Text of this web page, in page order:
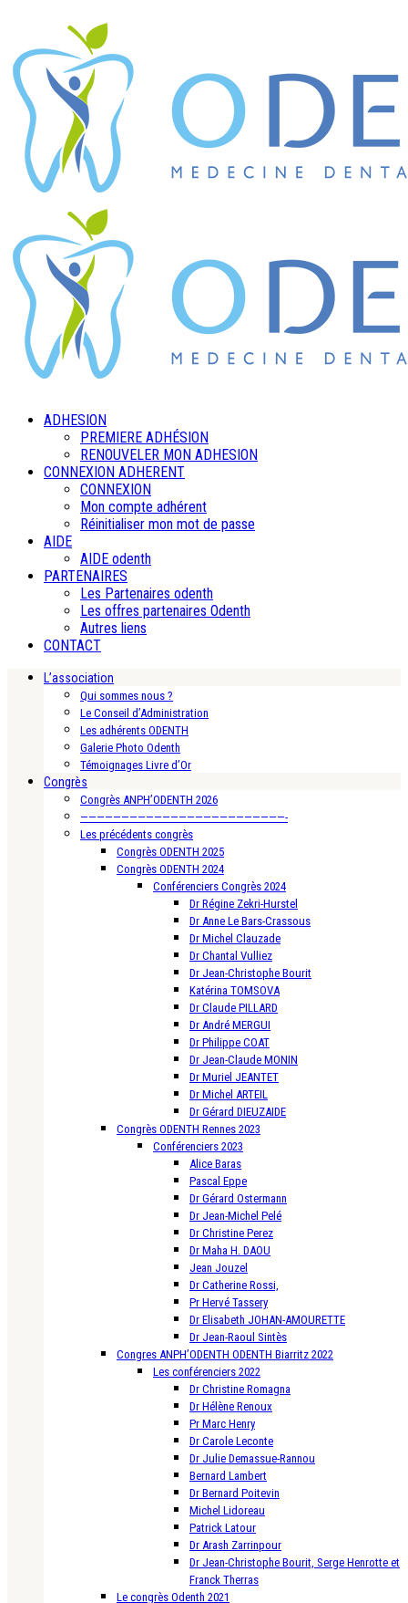
ADHESION
PREMIERE ADHÉSION
RENOUVELER MON ADHESION
CONNEXION ADHERENT
CONNEXION
Mon compte adhérent
Réinitialiser mon mot de passe
AIDE
AIDE odenth
PARTENAIRES
Les Partenaires odenth
Les offres partenaires Odenth
Autres liens
CONTACT
L’association
Qui sommes nous ?
Le Conseil d’Administration
Les adhérents ODENTH
Galerie Photo Odenth
Témoignages Livre d’Or
Congrès
Congrès ANPH’ODENTH 2026
—————————————————————————-
Les précédents congrès
Congrès ODENTH 2025
Congrès ODENTH 2024
Conférenciers Congrès 2024
Dr Régine Zekri-Hurstel
Dr Anne Le Bars-Crassous
Dr Michel Clauzade
Dr Chantal Vulliez
Dr Jean-Christophe Bourit
Katérina TOMSOVA
Dr Claude PILLARD
Dr André MERGUI
Dr Philippe COAT
Dr Jean-Claude MONIN
Dr Muriel JEANTET
Dr Michel ARTEIL
Dr Gérard DIEUZAIDE
Congrès ODENTH Rennes 2023
Conférenciers 2023
Alice Baras
Pascal Eppe
Dr Gérard Ostermann
Dr Jean-Michel Pelé
Dr Christine Perez
Dr Maha H. DAOU
Jean Jouzel
Dr Catherine Rossi,
Pr Hervé Tassery
Dr Elisabeth JOHAN-AMOURETTE
Dr Jean-Raoul Sintès
Congres ANPH’ODENTH ODENTH Biarritz 2022
Les conférenciers 2022
Dr Christine Romagna
Dr Hélène Renoux
Pr Marc Henry
Dr Carole Leconte
Dr Julie Demassue-Rannou
Bernard Lambert
Dr Bernard Poitevin
Michel Lidoreau
Patrick Latour
Dr Arash Zarrinpour
Dr Jean-Christophe Bourit, Serge Henrotte et
Franck Therras
Le congrès Odenth 2021